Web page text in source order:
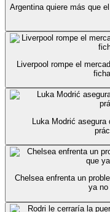
Argentina quiere más que
Liverpool rompe el
Luka Modrić asegura
Chelsea enfrenta un
ya no